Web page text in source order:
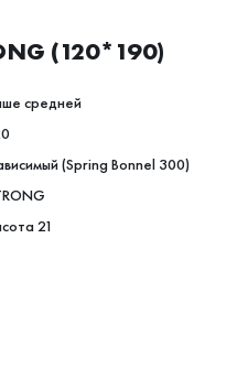
(120*190)
средней
(Spring Bonnel 300)
21